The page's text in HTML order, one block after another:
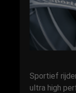
Sportief
ultra high